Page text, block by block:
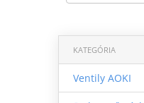
KATEGÓRIA
Ventily AOKI